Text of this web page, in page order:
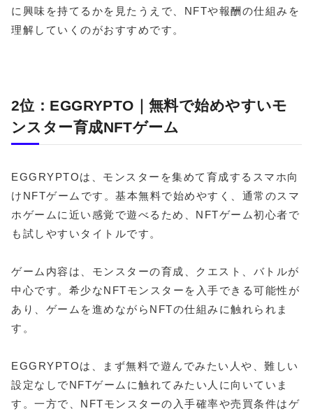
に興味を持てるかを見たうえで、NFTや報酬の仕組みを
理解していくのがおすすめです。
2位：EGGRYPTO｜無料で始めやすいモ
ンスター育成NFTゲーム
EGGRYPTOは、モンスターを集めて育成するスマホ向
けNFTゲームです。基本無料で始めやすく、通常のスマ
ホゲームに近い感覚で遊べるため、NFTゲーム初心者で
も試しやすいタイトルです。
ゲーム内容は、モンスターの育成、クエスト、バトルが
中心です。希少なNFTモンスターを入手できる可能性が
あり、ゲームを進めながらNFTの仕組みに触れられま
す。
EGGRYPTOは、まず無料で遊んでみたい人や、難しい
設定なしでNFTゲームに触れてみたい人に向いていま
す。一方で、NFTモンスターの入手確率や売買条件はゲ